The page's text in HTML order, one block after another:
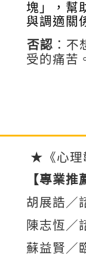
塊」，幫
與調適關
否認 ：
受的痛苦
★《心理
【專業推
胡展誥／
陳志恆／
蘇益賢／